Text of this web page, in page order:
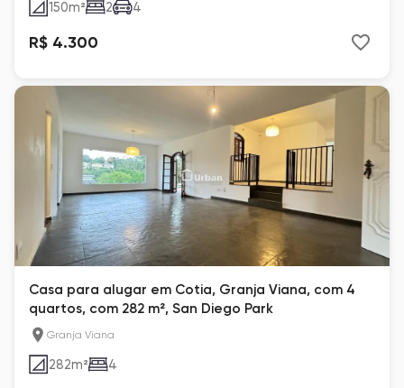
150m² 2 4
R$ 4.300
Casa para alugar em Cotia, Granja Viana, com 4
quartos, com 282 m², San Diego Park
Granja Viana
282m² 4